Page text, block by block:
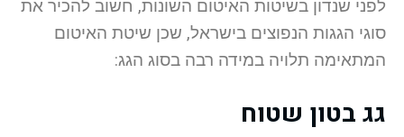
לפני שנדון בשיטות האיטום השונות, חשוב להכיר את
סוגי הגגות הנפוצים בישראל, שכן שיטת האיטום
המתאימה תלויה במידה רבה בסוג הגג:
גג בטון שטוח